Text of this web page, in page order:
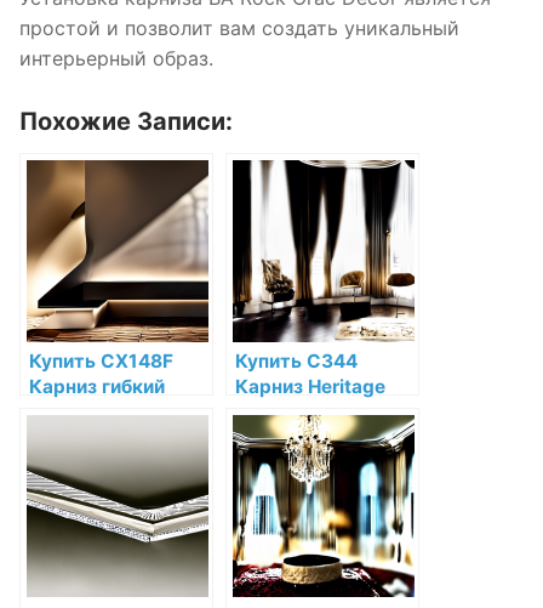
простой и позволит вам создать уникальный
интерьерный образ.
Похожие Записи:
Купить CX148F
Карниз гибкий
Orac Decor
Полиуретан по
низкой цене в
интернет-
магазине
Купить C344
Карниз Heritage
XXL Orac Decor
Полиуретан Orac
Decor по низкой
цене в интернет-
магазине